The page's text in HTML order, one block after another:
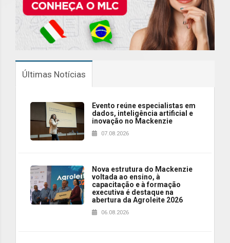
Últimas Notícias
Evento reúne especialistas em
dados, inteligência artificial e
inovação no Mackenzie
07.08.2026
Nova estrutura do Mackenzie
voltada ao ensino, à
capacitação e à formação
executiva é destaque na
abertura da Agroleite 2026
06.08.2026